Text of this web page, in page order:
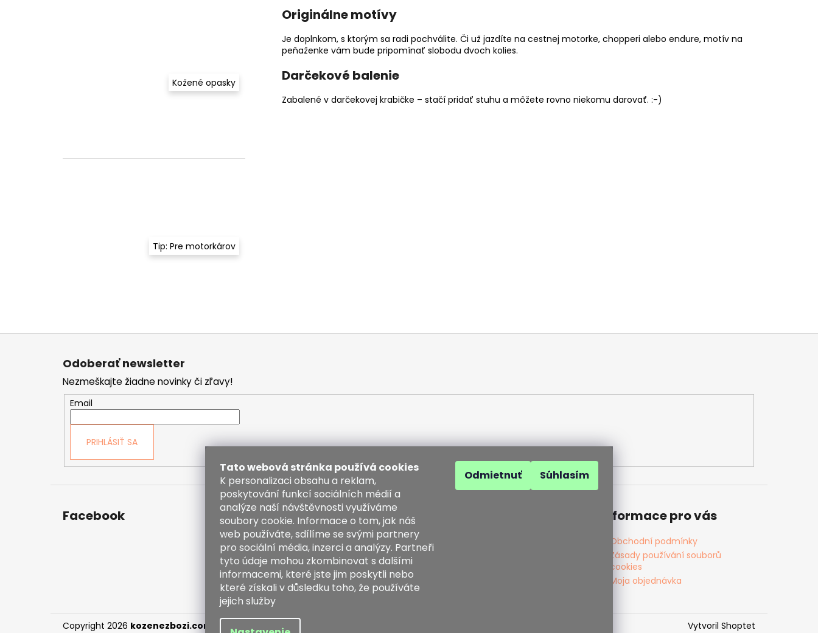
Tato webová stránka používá cookies
K personalizaci obsahu a reklam,
poskytování funkcí sociálních médií a
analýze naší návštěvnosti využíváme
soubory cookie. Informace o tom, jak náš
web používáte, sdílíme se svými partnery
pro sociální média, inzerci a analýzy. Partneři
tyto údaje mohou zkombinovat s dalšími
informacemi, které jste jim poskytli nebo
které získali v důsledku toho, že používáte
jejich služby
Odmietnuť Súhlasím
Kožené opasky
Tip: Pre motorkárov
Originálne motívy
Je doplnkom, s ktorým sa radi pochválite. Či už jazdíte na cestnej motorke, chopperi alebo endure, motív na
peňaženke vám bude pripomínať slobodu dvoch kolies.
Darčekové balenie
Zabalené v darčekovej krabičke – stačí pridať stuhu a môžete rovno niekomu darovať. :-)
Odoberať newsletter
Nezmeškajte žiadne novinky či zľavy!
Email
PRIHLÁSIŤ SA
Facebook Kontakt
info@kozenezbozi.com
381281747, 603225633
603225633
https://www.facebook.com/koz
enezbozi/
Informace pro vás
Obchodní podmínky
Zásady používání souborů
cookies
Moja objednávka
Vytvoril Shoptet
Copyright 2026 kozenezbozi.com . Všetky práva vyhradené.